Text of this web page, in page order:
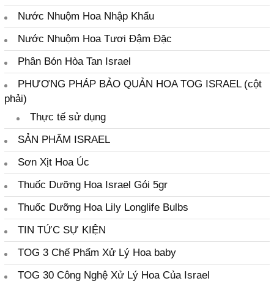
Xử Lý Hoa Hồng TOG Galileo
XỬ LÝ HOA LILY CẮT NON
Hoa Lily Kho Lạnh TOG L103
Hoa Hướng Dương TOG 30
Cát Tường kho lạnh TOG 30
MẸO CHĂM SÓC
MUA Ở ĐÂU?
Nước Nhuộm Hoa Nhập Khẩu
Nước Nhuộm Hoa Tươi Đậm Đặc
Phân Bón Hòa Tan Israel
PHƯƠNG PHÁP BẢO QUẢN HOA TOG ISRAEL (cột
phải)
Thực tế sử dụng
SẢN PHẨM ISRAEL
Sơn Xịt Hoa Úc
Thuốc Dưỡng Hoa Israel Gói 5gr
Thuốc Dưỡng Hoa Lily Longlife Bulbs
TIN TỨC SỰ KIỆN
TOG 3 Chế Phẩm Xử Lý Hoa baby
TOG 30 Công Nghệ Xử Lý Hoa Của Israel